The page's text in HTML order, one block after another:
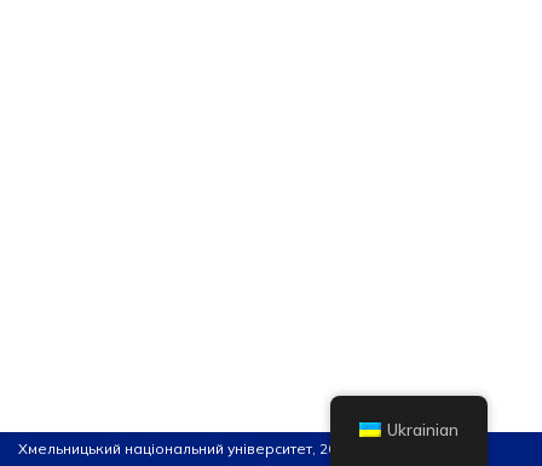
Хмельницький національний університет, 2026
Ukrainian